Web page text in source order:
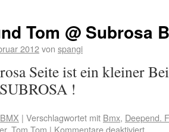
Tom @ Subrosa
2012von spangi
Seite ist ein kleiner
!
BMX | Verschlagwortet mit Bmx, Deepend.
, Tom Tom | Kommentare deaktiviert